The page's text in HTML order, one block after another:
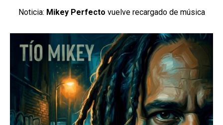
Noticia: Mikey Perfecto vuelve recargado de música